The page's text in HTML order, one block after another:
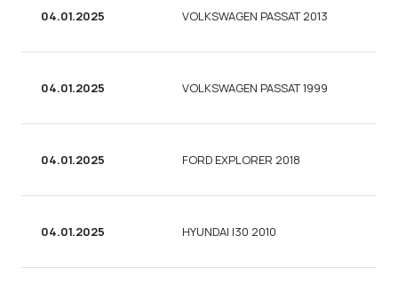
04.01.2025 VOLKSWAGEN PASSAT 2013
04.01.2025 VOLKSWAGEN PASSAT 1999
04.01.2025 FORD EXPLORER 2018
04.01.2025 HYUNDAI I30 2010